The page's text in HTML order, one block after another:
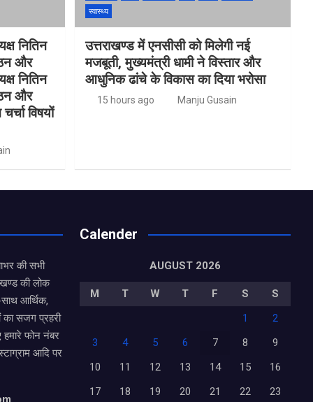
नितिन
और
नितिन
और
विषयों
स्वास्थ्य
उत्तराखण्ड में एनसीसी को मिलेगी नई
मजबूती, मुख्यमंत्री धामी ने विस्तार और
आधुनिक ढांचे के विकास का दिया भरोसा
15 hours ago Manju Gusain
की सभी
की लोक
आर्थिक,
का सजग प्रहरी
फोन नंबर
आदि पर
Calender
AUGUST 2026
M T W T F S
S
1
2
3
4 5 6 7 8
9
10
11 12 13 14 15
16
17
18 19 20 21 22 23